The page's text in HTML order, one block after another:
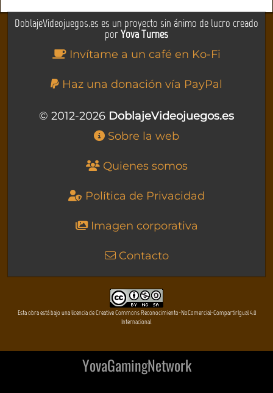
DoblajeVideojuegos.es es un proyecto sin ánimo de lucro creado
porYova Turnes
Invítame a un café en Ko-Fi
Haz una donación vía PayPal
© 2012-2026 DoblajeVideojuegos.es
Sobre la web
Quienes somos
Política de Privacidad
Imagen corporativa
Contacto
Esta obra está bajo una licencia de Creative Commons Reconocimiento-NoComercial-CompartirIgual 4.0
Internacional
YovaGamingNetwork